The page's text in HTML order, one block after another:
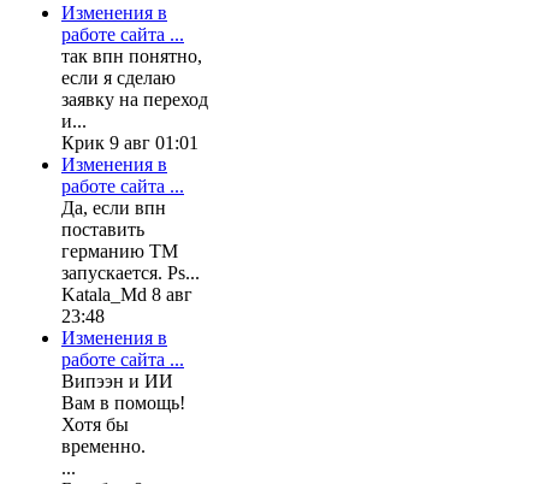
Изменения в
работе сайта ...
так впн понятно,
если я сделаю
заявку на переход
и...
Крик 9 авг 01:01
Изменения в
работе сайта ...
Да, если впн
поставить
германию ТМ
запускается. Ps...
Katala_Md 8 авг
23:48
Изменения в
работе сайта ...
Випээн и ИИ
Вам в помощь!
Хотя бы
временно.
...